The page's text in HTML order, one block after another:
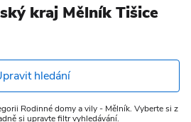
kraj Mělník Tišice
hledání
Rodinné domy a vily - Mělník. Vyberte si z
si upravte filtr vyhledávání.